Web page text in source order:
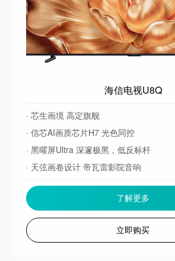
海信电视U8Q
· 芯生画境 高定旗舰
· 信芯AI画质芯片H7 光色同控
· 黑曜屏Ultra 深邃极黑，低反标杆
· 天弦画卷设计 帝瓦雷影院音响
· 灵指AI遥控 隔空触屏 一指即达
· 6144分区 U+Mini LED光晕控制
了解更多
立即购买